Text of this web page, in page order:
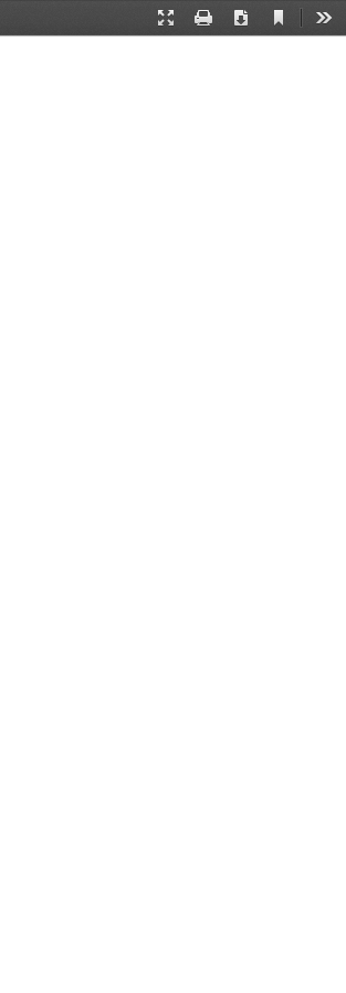
Presentation
Print Download
Current